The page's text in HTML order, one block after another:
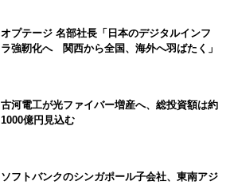
オプテージ 名部社長「日本のデジタルインフ
ラ強靭化へ 関西から全国、海外へ羽ばたく」
古河電工が光ファイバー増産へ、総投資額は約
1000億円見込む
ソフトバンクのシンガポール子会社、東南アジ